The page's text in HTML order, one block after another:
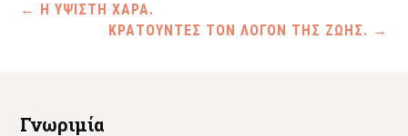
← Η ΥΨΙΣΤΗ ΧΑΡΑ.
ΚΡΑΤΟΥΝΤΕΣ ΤΟΝ ΛΟΓΟΝ ΤΗΣ ΖΩΗΣ. →
Γνωριμία